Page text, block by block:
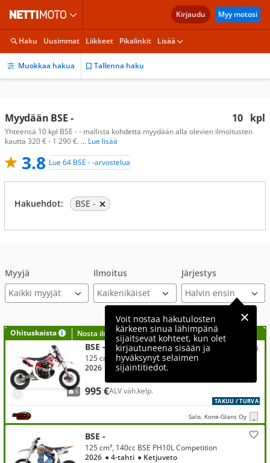
Kirjaudu Myy motosi
Haku Uusimmat Liikkeet Pikalinkit Lisää
Muokkaa hakua Tallenna haku
10 kpl
Myydään BSE -
Yhteensä 10 kpl BSE - - mallista kohdetta myydään alla olevien ilmoitusten
kautta 320 € - 1 290 €. ... Lue lisää
3.8 Lue 64 BSE - -arvostelua
Hakuehdot: BSE -
Myyjä
Kaikki myyjät
Ilmoitus Järjestys
Voit nostaa hakutulosten
kärkeen sinua lähimpänä
sijaitsevat kohteet, kun olet
kirjautuneena sisään ja
hyväksynyt selaimen
sijaintitiedot.
Ohituskaista Nosta ilmoituksesi tähän?
6
BSE -
995 €ALV väh.kelp.
125 cm³, 125cc BSE PH03 Competition
2026
● 4-tahti● Ketjuveto
TAKUU / TURVA
Salo, Kone-Glans Oy
BSE -
125 cm³, 140cc BSE PH10L Competition
2026 ● 4-tahti ● Ketjuveto